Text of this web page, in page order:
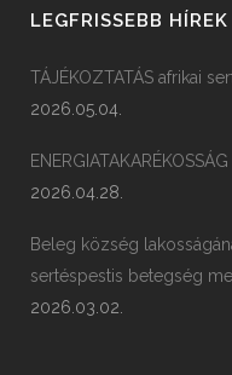
LEGFRISSEBB HÍREK
TÁJÉKOZTATÁS afrikai
2026.05.04.
2026.04.28.
Beleg község
sertéspestis betegség
2026.03.02.